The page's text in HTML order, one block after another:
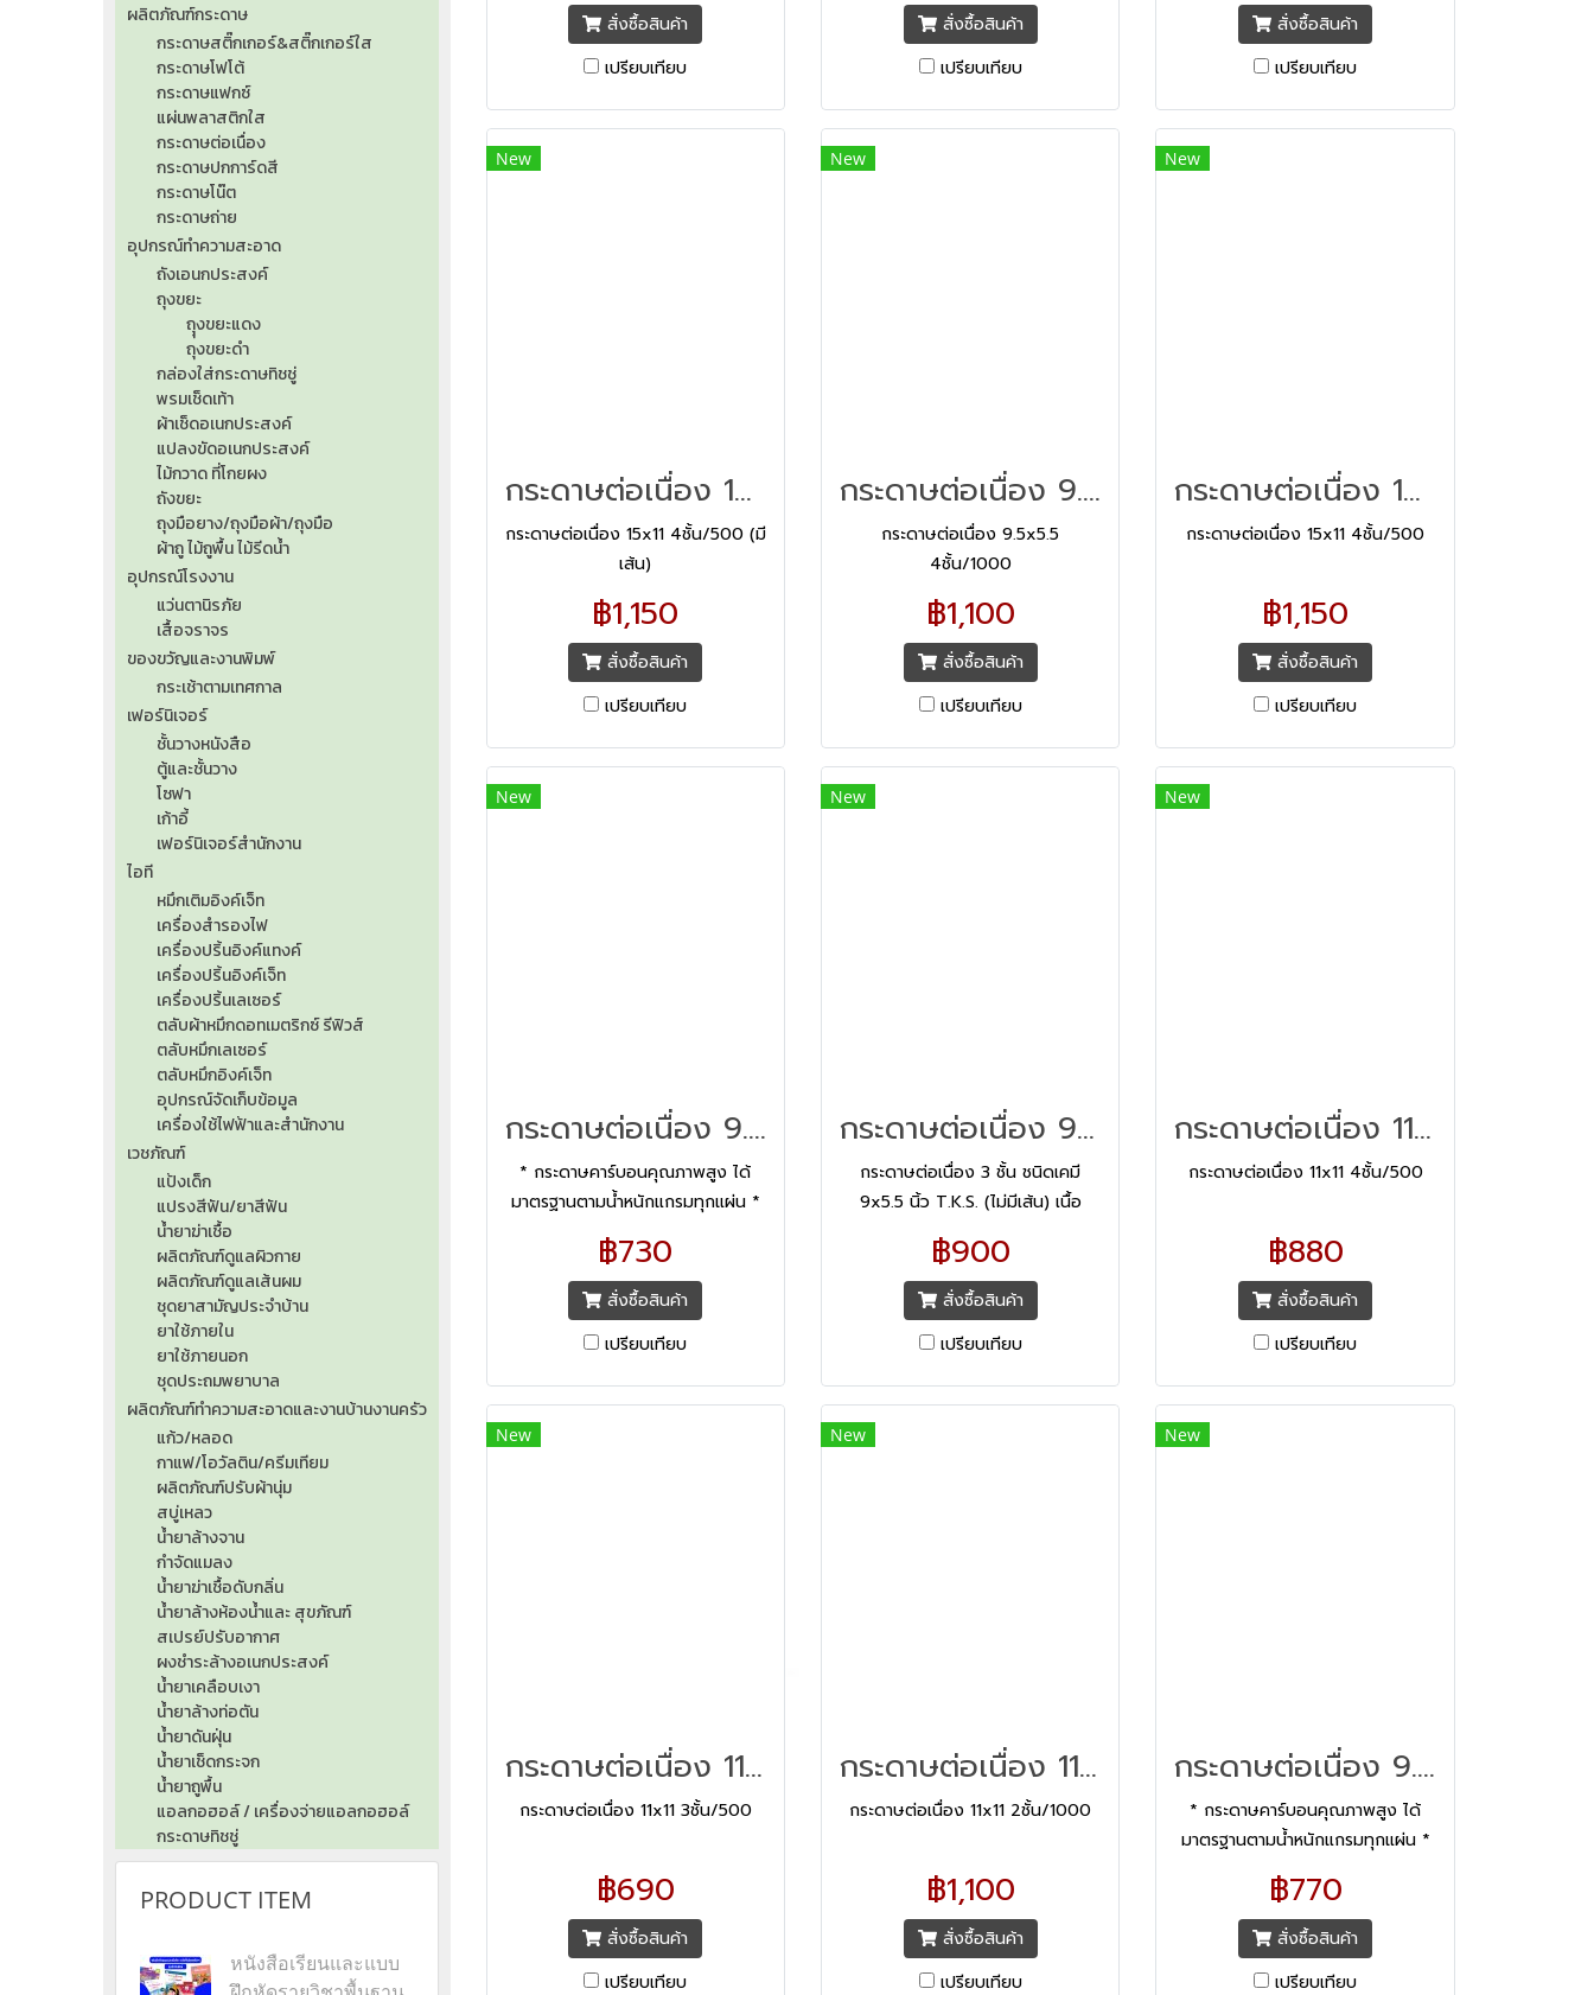
สั่งซื้อสินค้า
เปรียบเทียบ
สั่งซื้อสินค้า
เปรียบเทียบ
สั่งซื้อสินค้า
เปรียบเทียบ
New
กระดาษต่อเนื่อง 15x11 4ชั้น/500 (มีเส้น)
กระดาษต่อเนื่อง 15x11 4ชั้น/500 (มี
เส้น)
฿1,150
สั่งซื้อสินค้า
เปรียบเทียบ
New
กระดาษต่อเนื่อง 9.5x5.5 4ชั้น/1000
กระดาษต่อเนื่อง 9.5x5.5
4ชั้น/1000
฿1,100
สั่งซื้อสินค้า
เปรียบเทียบ
New
กระดาษต่อเนื่อง 15x11 4ชั้น/500
กระดาษต่อเนื่อง 15x11 4ชั้น/500
฿1,150
สั่งซื้อสินค้า
เปรียบเทียบ
New
กระดาษต่อเนื่อง 9.5x5.5 1ชั้น/2000
* กระดาษคาร์บอนคุณภาพสูง ได้
มาตรฐานตามน้ำหนักแกรมทุกแผ่น *
ตัวอักษรในกระดาษสำเนาคมเข้ม
ชัดเจน * ไร้เส้นบรรทัด เพื่อรองรับ
แบบฟอร์มที่ออกแบบเองหรือโดย
องค์กร * ปรุฉีกง่าย มีระบบการซ้อน
ชั้นที่ดี ทำให้กระดาษไม่ติดเครื่องพิมพ์
* เหมาะสำหรับพิมพ์สำเนาใบเสร็จรับ
เงินหรือใบกำกับภาษี * ใช้งานร่วมกับ
เครื่องพิมพ์ระบบ Dot Matrix (หัว
฿730
สั่งซื้อสินค้า
เปรียบเทียบ
New
กระดาษต่อเนื่อง 9x5.5 2ชั้น/1000
กระดาษต่อเนื่อง 3 ชั้น ชนิดเคมี
9x5.5 นิ้ว T.K.S. (ไม่มีเส้น) เนื้อ
กระดาษคาร์บอนคุณภาพสูง ได้
มาตรฐานตามน้ำหนักแกรมทุกแผ่น
เพื่อให้ได้งานพิมพ์สำเนาใบเสร็จรับ
เงิน หรือใบกำกับภาษีแต่ละสำเนา คม
ชัดทุกตัวอักษร อ่านง่าย ไม่เลอะเลือน
ปรุฉีกง่าย มีระบบการซ้อนชั้นที่ดี ทำให้
กระดาษไม่ติดเครื่องพิมพ์ ไม่สะดุด
฿900
สั่งซื้อสินค้า
เปรียบเทียบ
New
กระดาษต่อเนื่อง 11x11 4ชั้น/500
กระดาษต่อเนื่อง 11x11 4ชั้น/500
฿880
สั่งซื้อสินค้า
เปรียบเทียบ
New
กระดาษต่อเนื่อง 11x11 3ชั้น/500
กระดาษต่อเนื่อง 11x11 3ชั้น/500
฿690
สั่งซื้อสินค้า
เปรียบเทียบ
New
กระดาษต่อเนื่อง 11x11 2ชั้น/1000
กระดาษต่อเนื่อง 11x11 2ชั้น/1000
฿1,100
สั่งซื้อสินค้า
เปรียบเทียบ
New
กระดาษต่อเนื่อง 9.5x5.5 2ชั้น/1000
* กระดาษคาร์บอนคุณภาพสูง ได้
มาตรฐานตามน้ำหนักแกรมทุกแผ่น *
ตัวอักษรในกระดาษสำเนาคมเข้ม
ชัดเจน * ไร้เส้นบรรทัด เพื่อรองรับ
แบบฟอร์มที่ออกแบบเองหรือโดย
องค์กร * ปรุฉีกง่าย มีระบบการซ้อน
ชั้นที่ดี ทำให้กระดาษไม่ติดเครื่องพิมพ์
฿770
สั่งซื้อสินค้า
เปรียบเทียบ
ผลิตภัณฑ์กระดาษ
กระดาษสติ๊กเกอร์&สติ๊กเกอร์ใส
กระดาษโฟโต้
กระดาษแฟกซ์
แผ่นพลาสติกใส
กระดาษต่อเนื่อง
กระดาษปกการ์ดสี
กระดาษโน๊ต
กระดาษถ่าย
อุปกรณ์ทำความสะอาด
ถังเอนกประสงค์
ถุงขยะ
ถุุงขยะแดง
ถุงขยะดำ
กล่องใส่กระดาษทิชชู่
พรมเช็ดเท้า
ผ้าเช็ดอเนกประสงค์
แปลงขัดอเนกประสงค์
ไม้กวาด ที่โกยผง
ถังขยะ
ถุงมือยาง/ถุงมือผ้า/ถุงมือ
ผ้าถู ไม้ถูพื้น ไม้รีดน้ำ
อุปกรณ์โรงงาน
แว่นตานิรภัย
เสื้อจราจร
ของขวัญและงานพิมพ์
กระเช้าตามเทศกาล
เฟอร์นิเจอร์
ชั้นวางหนังสือ
ตู้และชั้นวาง
โซฟา
เก้าอี้
เฟอร์นิเจอร์สำนักงาน
ไอที
หมึกเติมอิงค์เจ็ท
เครื่องสำรองไฟ
เครื่องปริ้นอิงค์แทงค์
เครื่องปริ้นอิงค์เจ็ท
เครื่องปริ้นเลเซอร์
ตลับผ้าหมึกดอทเมตริกซ์ รีฟิวส์
ตลับหมึกเลเซอร์
ตลับหมึกอิงค์เจ็ท
อุปกรณ์จัดเก็บข้อมูล
เครื่องใช้ไฟฟ้าและสำนักงาน
เวชภัณฑ์
แป้งเด็ก
แปรงสีฟัน/ยาสีฟัน
น้ำยาฆ่าเชื้อ
ผลิตภัณฑ์ดูแลผิวกาย
ผลิตภัณฑ์ดูแลเส้นผม
ชุดยาสามัญประจำบ้าน
ยาใช้ภายใน
ยาใช้ภายนอก
ชุดประถมพยาบาล
ผลิตภัณฑ์ทำความสะอาดและงานบ้านงานครัว
แก้ว/หลอด
กาแฟ/โอวัลติน/ครีมเทียม
ผลิตภัณฑ์ปรับผ้านุ่ม
สบู่เหลว
น้ำยาล้างจาน
กำจัดแมลง
น้ำยาฆ่าเชื้อดับกลิ่น
น้ำยาล้างห้องน้ำและ สุขภัณฑ์
สเปรย์ปรับอากาศ
ผงชำระล้างอเนกประสงค์
น้ำยาเคลือบเงา
น้ำยาล้างท่อตัน
น้ำยาดันฝุ่น
น้ำยาเช็ดกระจก
น้ำยาถูพื้น
แอลกอฮอล์ / เครื่องจ่ายแอลกอฮอล์
กระดาษทิชชู่
PRODUCT ITEM
หนังสือเรียนและแบบ